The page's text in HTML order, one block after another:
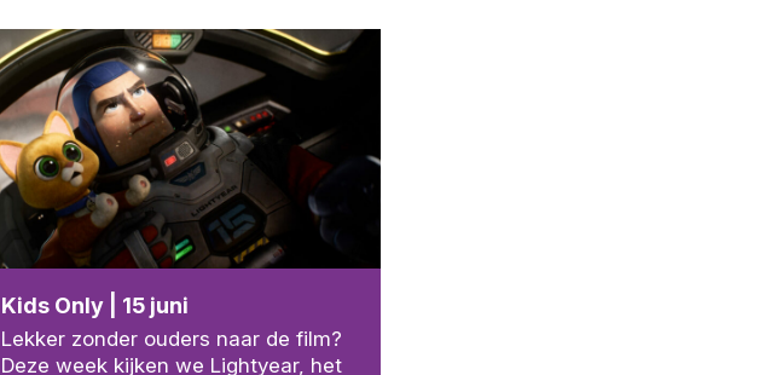
Kids Only | 15 juni
Lekker zonder ouders naar de film?
Deze week kijken we Lightyear, het